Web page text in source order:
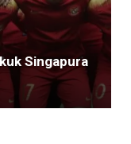
Singapura